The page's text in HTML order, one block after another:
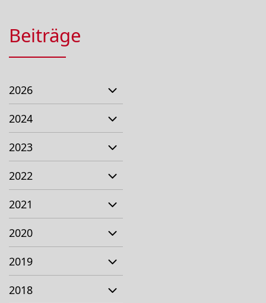
Beiträge
2026
2024
2023
2022
2021
2020
2019
2018